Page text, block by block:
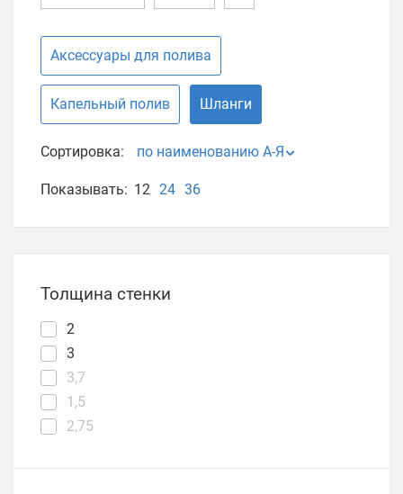
Аксессуары для полива
Капельный полив Шланги
Сортировка: по наименованию А-Я
Показывать: 12 24 36
Толщина стенки
2
3
3,7
1,5
2,75